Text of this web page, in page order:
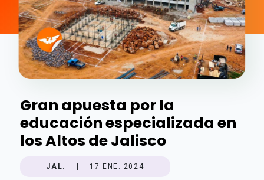
Gran apuesta por la
educación especializada en
los Altos de Jalisco
JAL. 17 ENE. 2024